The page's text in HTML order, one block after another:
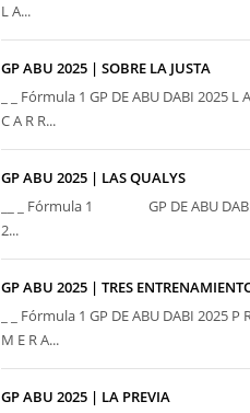
L A...
GP ABU 2025 | SOBRE LA JUSTA
_ _ Fórmula 1 GP DE ABU DABI 2025 L A
C A R R...
GP ABU 2025 | LAS QUALYS
__ _ Fórmula 1 GP DE ABU
2...
GP ABU 2025 | TRES
_ _ Fórmula 1 GP DE ABU DABI 2025 P
M E R A...
GP ABU 2025 | LA PREVIA